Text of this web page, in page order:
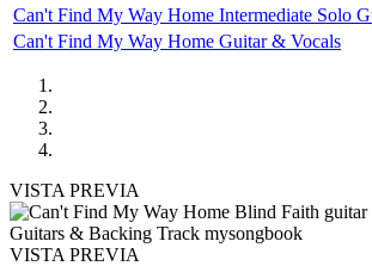
Can't Find My Way Home Intermediate Solo
Can't Find My Way Home Guitar & Vocals
VISTA PREVIA
VISTA PREVIA